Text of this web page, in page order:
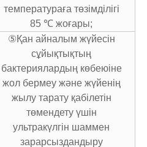
температураға төзімділігі
85 ℃ жоғары;
⑤Қан айналым жүйесін
сұйықтықтың
бактериялардың көбеюіне
жол бермеу және жүйенің
жылу тарату қабілетін
төмендету үшін
ультракүлгін шаммен
зарарсыздандыру